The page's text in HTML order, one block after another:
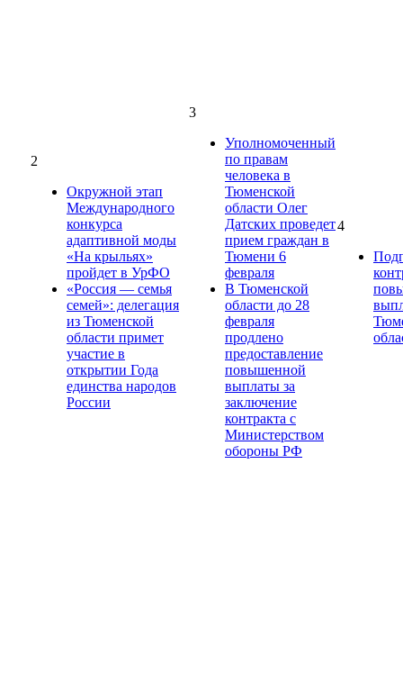
2
Окружной этап
Международного
конкурса
адаптивной моды
«На крыльях»
пройдет в УрФО
«Россия — семья
семей»: делегация
из Тюменской
области примет
участие в
открытии Года
единства народов
России
3
Уполномоченный
по правам
человека в
Тюменской
области Олег
Датских проведет
прием граждан в
Тюмени 6
февраля
В Тюменской
области до 28
февраля
продлено
предоставление
повышенной
выплаты за
заключение
контракта с
Министерством
обороны РФ
4